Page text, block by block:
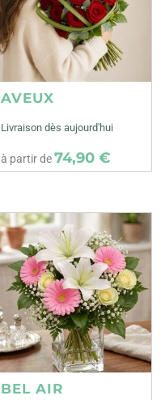
AVEUX
Livraison dès aujourd'hui
à partir de74,90 €
BEL AIR